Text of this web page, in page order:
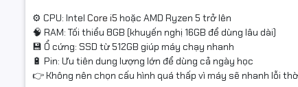
⚙️ CPU: Intel Core i5 hoặc AMD Ryzen 5 trở lên
🧠 RAM: Tối thiểu 8GB (khuyến nghị 16GB để dùng lâu dài)
💾 Ổ cứng: SSD từ 512GB giúp máy chạy nhanh
🔋 Pin: Ưu tiên dung lượng lớn để dùng cả ngày học
👉 Không nên chọn cấu hình quá thấp vì máy sẽ nhanh lỗi